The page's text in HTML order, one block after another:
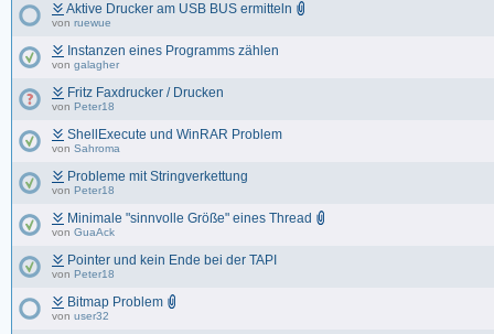
Aktive Drucker am USB BUS ermitteln
von ruewue
Instanzen eines Programms zählen
von galagher
Fritz Faxdrucker / Drucken
von Peter18
ShellExecute und WinRAR Problem
von Sahroma
Probleme mit Stringverkettung
von Peter18
Minimale "sinnvolle Größe" eines Thread
von GuaAck
Pointer und kein Ende bei der TAPI
von Peter18
Bitmap Problem
von user32